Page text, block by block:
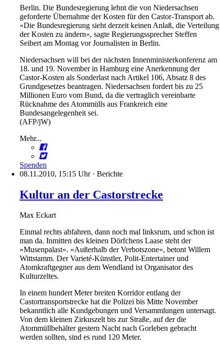
Berlin. Die Bundesregierung lehnt die von Niedersachsen
geforderte Übernahme der Kosten für den Castor-Transport ab.
»Die Bundesregierung sieht derzeit keinen Anlaß, die Verteilung
der Kosten zu ändern«, sagte Regierungssprecher Steffen
Seibert am Montag vor Journalisten in Berlin.
Niedersachsen will bei der nächsten Innenministerkonferenz am
18. und 19. November in Hamburg eine Anerkennung der
Castor-Kosten als Sonderlast nach Artikel 106, Absatz 8 des
Grundgesetzes beantragen. Niedersachsen fordert bis zu 25
Millionen Euro vom Bund, da die vertraglich vereinbarte
Rücknahme des Atommülls aus Frankreich eine
Bundesangelegenheit sei.
(AFP/jW)
Mehr...
Spenden
08.11.2010, 15:15 Uhr· Berichte
Kultur an der Castorstrecke
Max Eckart
Einmal rechts abfahren, dann noch mal linksrum, und schon ist
man da. Inmitten des kleinen Dörfchens Laase steht der
»Musenpalast«. »Außerhalb der Verbotszone«, betont Willem
Wittstamm. Der Varieté-Künstler, Polit-Entertainer und
Atomkraftgegner aus dem Wendland ist Organisator des
Kulturzeltes.
In einem hundert Meter breiten Korridor entlang der
Castortransportstrecke hat die Polizei bis Mitte November
bekanntlich alle Kundgebungen und Versammlungen untersagt.
Von dem kleinen Zirkuszelt bis zur Straße, auf der die
Atommüllbehälter gestern Nacht nach Gorleben gebracht
werden sollten, sind es rund 120 Meter.